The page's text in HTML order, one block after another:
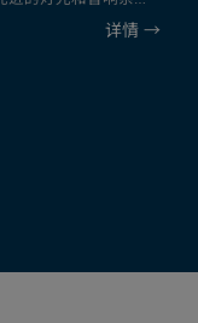
雅的传统茶馆环境
品茶和享用精美点
Revery
铺排处理，呈现出
详情→